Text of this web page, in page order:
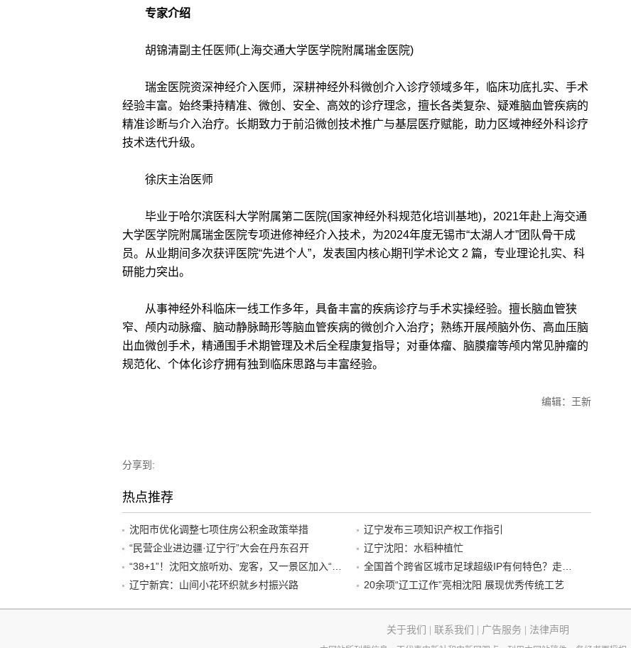
专家介绍
胡锦清副主任医师(上海交通大学医学院附属瑞金医院)
瑞金医院资深神经介入医师，深耕神经外科微创介入诊疗领域多年，临床功底扎实、手术
经验丰富。始终秉持精准、微创、安全、高效的诊疗理念，擅长各类复杂、疑难脑血管疾病的
精准诊断与介入治疗。长期致力于前沿微创技术推广与基层医疗赋能，助力区域神经外科诊疗
技术迭代升级。
徐庆主治医师
毕业于哈尔滨医科大学附属第二医院(国家神经外科规范化培训基地)，2021年赴上海交通
大学医学院附属瑞金医院专项进修神经介入技术，为2024年度无锡市“太湖人才”团队骨干成
员。从业期间多次获评医院“先进个人”，发表国内核心期刊学术论文 2 篇，专业理论扎实、科
研能力突出。
从事神经外科临床一线工作多年，具备丰富的疾病诊疗与手术实操经验。擅长脑血管狭
窄、颅内动脉瘤、脑动静脉畸形等脑血管疾病的微创介入治疗；熟练开展颅脑外伤、高血压脑
出血微创手术，精通围手术期管理及术后全程康复指导；对垂体瘤、脑膜瘤等颅内常见肿瘤的
规范化、个体化诊疗拥有独到临床思路与丰富经验。
编辑：王新
分享到:
热点推荐
沈阳市优化调整七项住房公积金政策举措
辽宁发布三项知识产权工作指引
“民营企业进边疆·辽宁行”大会在丹东召开
辽宁沈阳：水稻种植忙
辽宁新宾：山间小花环织就乡村振兴路
20余项“辽工辽作”亮相沈阳 展现优秀传统工艺
关于我们 联系我们 广告服务 法律声明